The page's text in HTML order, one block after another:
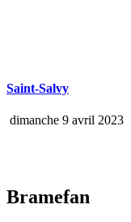
Saint-Salvy
dimanche 9 avril 2023
Bramefan